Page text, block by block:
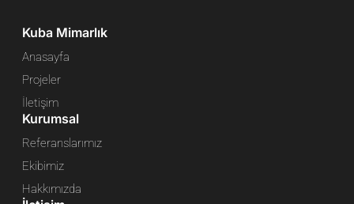
Kuba Mimarlık
Anasayfa
Projeler
İletişim
Kurumsal
Referanslarımız
Ekibimiz
Hakkımızda